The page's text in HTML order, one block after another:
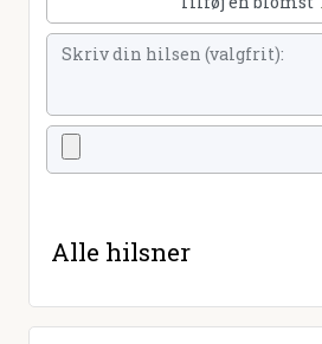
Alle hilsner